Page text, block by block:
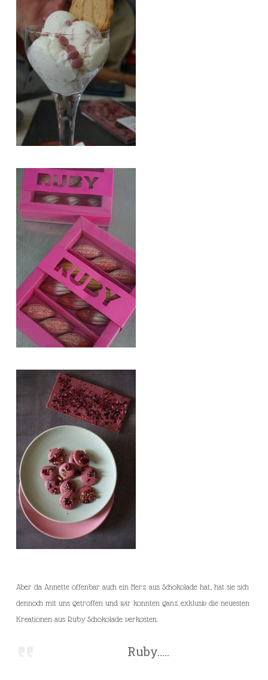
Aber da Annette offenbar auch ein Herz aus Schokolade hat, hat sie sich
dennoch mit uns getroffen und wir konnten ganz exklusiv die neuesten
Kreationen aus Ruby Schokolade verkosten.
Ruby…..